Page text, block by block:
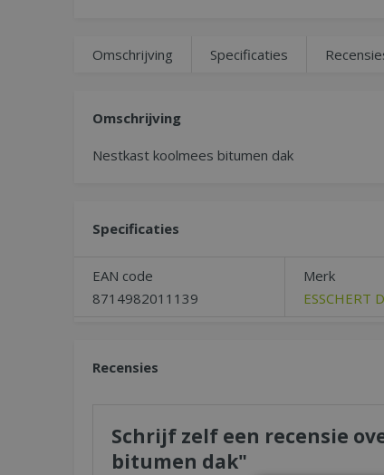
Omschrijving Specificaties
Omschrijving
Nestkast koolmees bitumen dak
Specificaties
EAN code
8714982011139
Merk
ESSCHERT
Recensies
Schrijf zelf een recensie
bitumen dak"